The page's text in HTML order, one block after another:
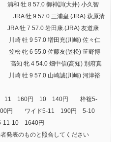
牡 8 57.0 御神訓(大井) 小久智
9 57.0 三浦皇.(JRA) 萩原清
7 57.0 岩田康.(JRA) 友道康
牡 9 57.0 増田充(川崎) 佐々仁
牝 6 55.0 佐藤友(笠松) 笹野博
牝 4 54.0 畑中信(高知) 別府真
牡 9 57.0 山崎誠(川崎) 河津裕
11 160円 10 140円 枠複5-
円 ワイド5-11 190円 5-10
10 1640円
発表のものと照合してください